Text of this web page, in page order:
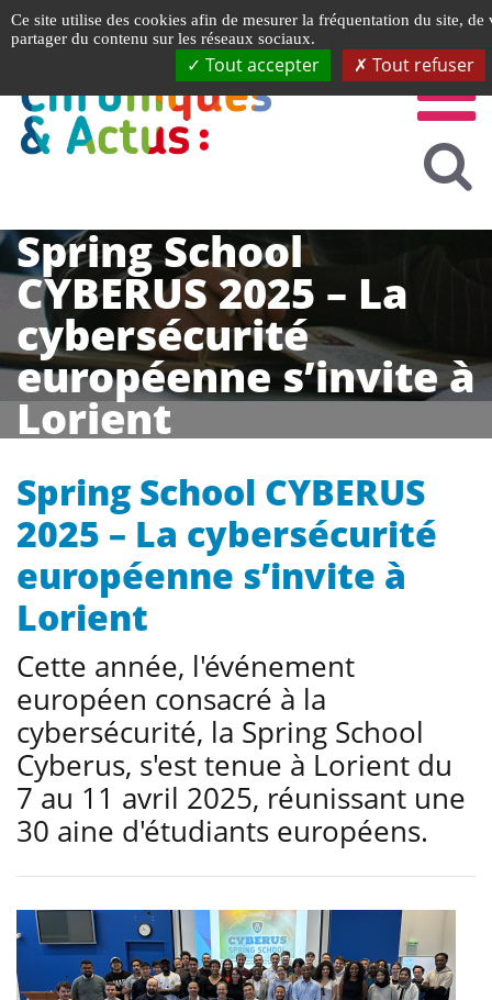
Spring School
CYBERUS 2025 – La
cybersécurité
européenne s’invite à
Lorient
Spring School CYBERUS
2025 – La cybersécurité
européenne s’invite à
Lorient
Cette année, l'événement
européen consacré à la
cybersécurité, la Spring School
Cyberus, s'est tenue à Lorient du
7 au 11 avril 2025, réunissant une
30 aine d'étudiants européens.
Ce site utilise des cookies afin de mesurer la fréquentation du site,
partager du contenu sur les réseaux sociaux.
Tout accepter Tout refuser